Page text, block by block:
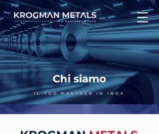
Chi siamo
IL TUO PARTNER IN INOX